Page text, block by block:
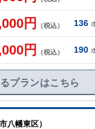
円 （税込） 136
円 （税込） 190
プランはこちら
八幡東区）